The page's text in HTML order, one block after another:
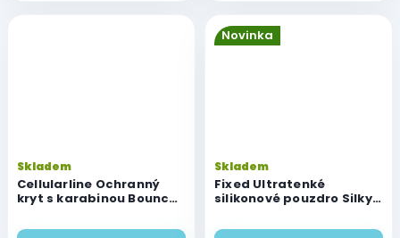
Cellularline Ochranný
kryt s karabinou Bounce
Skladem
Novinka
Fixed Ultratenké
silikonové pouzdro Silky
Skladem